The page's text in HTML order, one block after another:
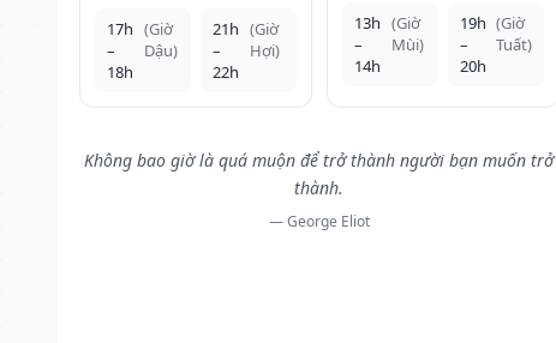
17h
–
18h
(Giờ
Dậu)
21h
–
22h
(Giờ
Hợi)
13h
–
14h
(Giờ
Mùi)
19h
–
20h
(Giờ
Tuất)
Không bao giờ là quá muộn để trở thành người bạn muốn trở
thành.
— George Eliot